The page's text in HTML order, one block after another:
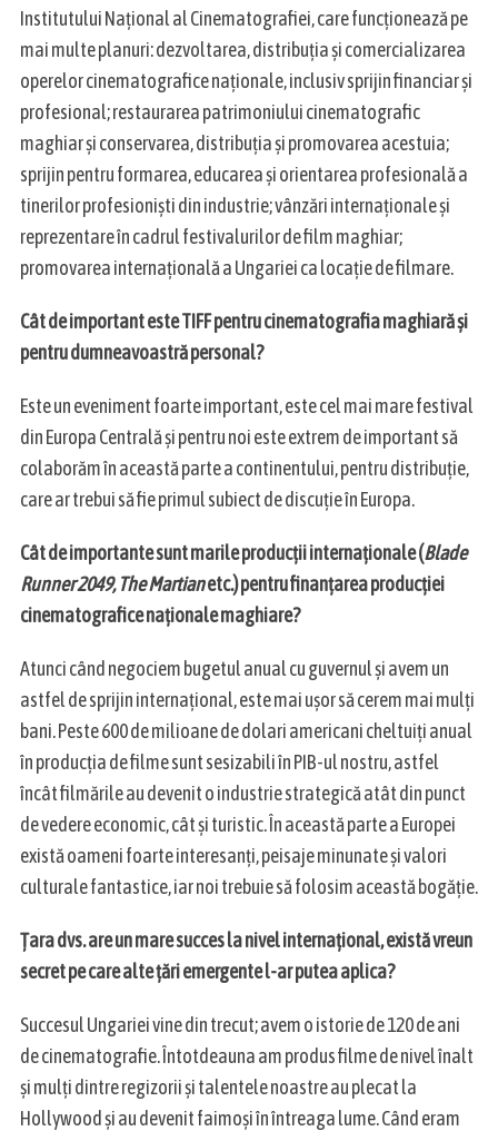
Institutului Național al Cinematografiei, care funcționează pe
mai multe planuri: dezvoltarea, distribuția și comercializarea
operelor cinematografice naționale, inclusiv sprijin financiar și
profesional; restaurarea patrimoniului cinematografic
maghiar și conservarea, distribuția și promovarea acestuia;
sprijin pentru formarea, educarea și orientarea profesională a
tinerilor profesioniști din industrie; vânzări internaționale și
reprezentare în cadrul festivalurilor de film maghiar;
promovarea internațională a Ungariei ca locație de filmare.
Cât de important este TIFF pentru cinematografia maghiară și
pentru dumneavoastră personal?
Este un eveniment foarte important, este cel mai mare festival
din Europa Centrală și pentru noi este extrem de important să
colaborăm în această parte a continentului, pentru distribuție,
care ar trebui să fie primul subiect de discuție în Europa.
Cât de importante sunt marile producții internaționale (Blade
Runner 2049, The Martianetc.) pentru finanțarea producției
cinematografice naționale maghiare?
Atunci când negociem bugetul anual cu guvernul și avem un
astfel de sprijin internațional, este mai ușor să cerem mai mulți
bani. Peste 600 de milioane de dolari americani cheltuiți anual
în producția de filme sunt sesizabili în PIB-ul nostru, astfel
încât filmările au devenit o industrie strategică atât din punct
de vedere economic, cât și turistic. În această parte a Europei
există oameni foarte interesanți, peisaje minunate și valori
culturale fantastice, iar noi trebuie să folosim această bogăție.
Țara dvs. are un mare succes la nivel internațional, există vreun
secret pe care alte țări emergente l-ar putea aplica?
Succesul Ungariei vine din trecut; avem o istorie de 120 de ani
de cinematografie. Întotdeauna am produs filme de nivel înalt
și mulți dintre regizorii și talentele noastre au plecat la
Hollywood și au devenit faimoși în întreaga lume. Când eram
e
a
c
h
o
r